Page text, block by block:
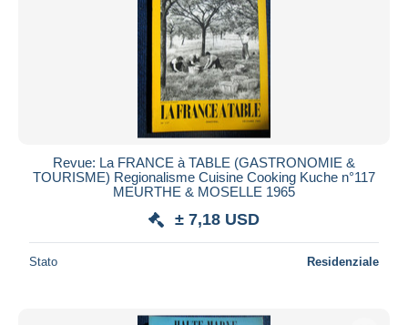
Revue: La FRANCE à TABLE (GASTRONOMIE &
TOURISME) Regionalisme Cuisine Cooking Kuche n°117
MEURTHE & MOSELLE 1965
± 7,18 USD
Stato Residenziale